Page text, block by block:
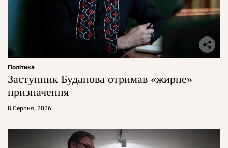
Політика
Заступник Буданова отримав «жирне»
призначення
8 Серпня, 2026